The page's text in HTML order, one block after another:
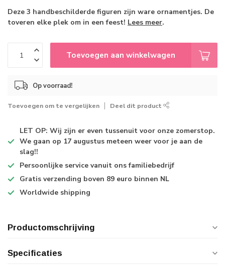
Deze 3 handbeschilderde figuren zijn ware ornamentjes. De
toveren elke plek om in een feest! Lees meer.
Toevoegen aan winkelwagen
Op voorraad!
Toevoegen om te vergelijken Deel dit product
LET OP: Wij zijn er even tussenuit voor onze zomerstop.
We gaan op 17 augustus meteen weer voor je aan de
slag!!
Persoonlijke service vanuit ons familiebedrijf
Gratis verzending boven 89 euro binnen NL
Worldwide shipping
Productomschrijving
Specificaties